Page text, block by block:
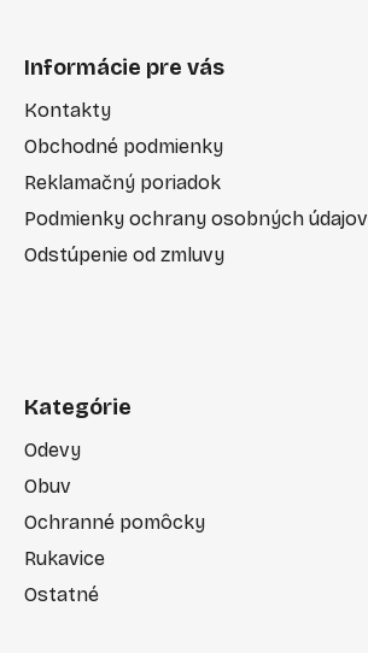
Informácie pre vás
Kontakty
Obchodné podmienky
Reklamačný poriadok
Podmienky ochrany osobných údajov
Odstúpenie od zmluvy
Kategórie
Odevy
Obuv
Ochranné pomôcky
Rukavice
Ostatné